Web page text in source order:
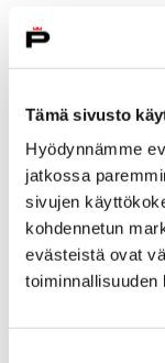
Tämä sivusto
Hyödynnämme
jatkossa
sivujen
kohdennetun
evästeistä ovat
toiminnallisuuden
Porin